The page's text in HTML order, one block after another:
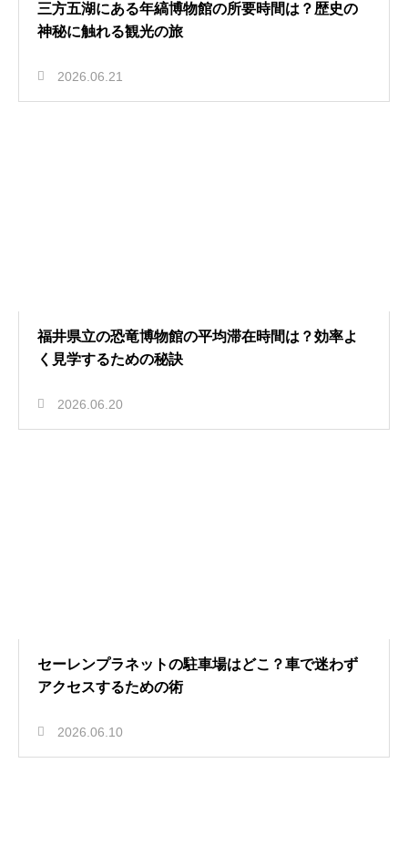
三方五湖にある年縞博物館の所要時間は？歴史の
神秘に触れる観光の旅
2026.06.21
福井県立の恐竜博物館の平均滞在時間は？効率よ
く見学するための秘訣
2026.06.20
セーレンプラネットの駐車場はどこ？車で迷わず
アクセスするための術
2026.06.10